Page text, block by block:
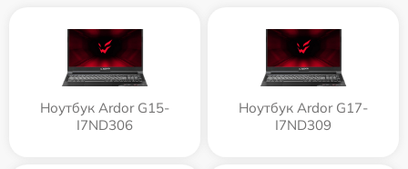
Ноутбук Ardor G15-
I7ND306
Ноутбук Ardor G17-
I7ND309